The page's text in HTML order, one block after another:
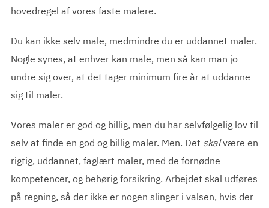
hovedregel af vores faste malere.
Du kan ikke selv male, medmindre du er uddannet maler.
Nogle synes, at enhver kan male, men så kan man jo
undre sig over, at det tager minimum fire år at uddanne
sig til maler.
Vores maler er god og billig, men du har selvfølgelig lov til
selv at finde en god og billig maler. Men. Det skalvære en
rigtig, uddannet, faglært maler, med de fornødne
kompetencer, og behørig forsikring. Arbejdet skal udføres
på regning, så der ikke er nogen slinger i valsen, hvis der